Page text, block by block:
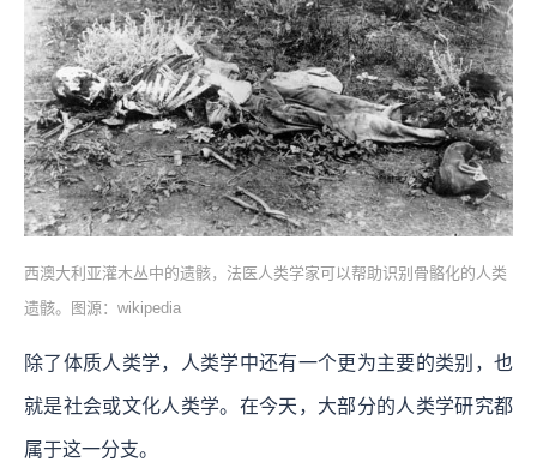
西澳大利亚灌木丛中的遗骸，法医人类学家可以帮助识别骨骼化的人类
遗骸。图源：wikipedia
除了体质人类学，人类学中还有一个更为主要的类别，也
就是社会或文化人类学。在今天，大部分的人类学研究都
属于这一分支。